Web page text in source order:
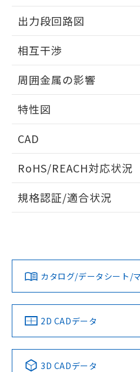
外形図
出力段回路図
出力段回路図
タイムチャート
相互干渉
相互干渉
A: 90mm以上、B: 50mm以上
周囲金属の影響
周囲金属の影響
上、n: 70mm以上
特性図
検出物体の大きさと材質による
検出領域
CAD
ドすることができます。
ログイン/
ダウンロードデータをご利用い
みください。
ソフトウェアの使用条件
RoHS/REACH対応状況
EU RoHS 注意事項・凡例
対応済み
中国 RoHS 注意事項・凡例
規格認証/適合状況
LR型式承認
（イギリス
船舶規格）
DNV型式承認
（ノルウェー
No No
カタログ/データシート/
2D CADデータ
3D CADデータ
用者の範囲」に
指します。
るもので、過去に遡っ
ものではありません。
また、RoHS指令のフ
物質の対応では、対応
荷製品に未対応品が混
欄に対応日を記載して
既に当社にて対応品へ
り、2022年1月12日よ
す。